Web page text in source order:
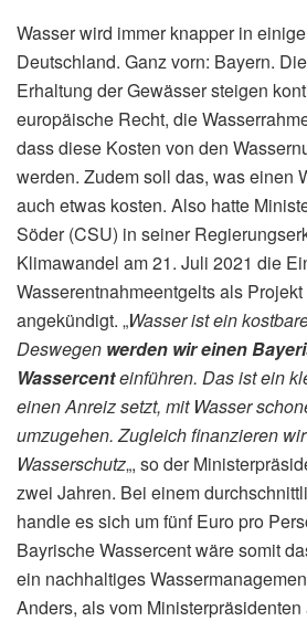
Wasser wird immer knapper in
Deutschland. Ganz vorn: Bayern.
Erhaltung der Gewässer steigen
europäische Recht, die
dass diese Kosten von den
werden. Zudem soll das, was einen
auch etwas kosten. Also hatte
Söder (CSU) in seiner
Klimawandel am 21. Juli 2021 die
Wasserentnahmeentgelts als
angekündigt. „Wasser ist ein
Deswegen werden wir einen
Wassercenteinführen. Das ist ein
einen Anreiz setzt, mit Wasser
umzugehen. Zugleich finanzieren
Wasserschutz„, so der
zwei Jahren. Bei einem
handle es sich um fünf Euro pro
Bayrische Wassercent wäre somit
ein nachhaltiges
Anders, als vom